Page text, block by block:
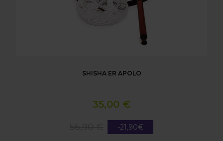
SHISHA ER APOLO
35,00 €
-21,90€